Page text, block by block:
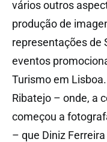
vários outros
produção de
representações de
eventos
Turismo em
Ribatejo – onde, a
começou a
– que Diniz